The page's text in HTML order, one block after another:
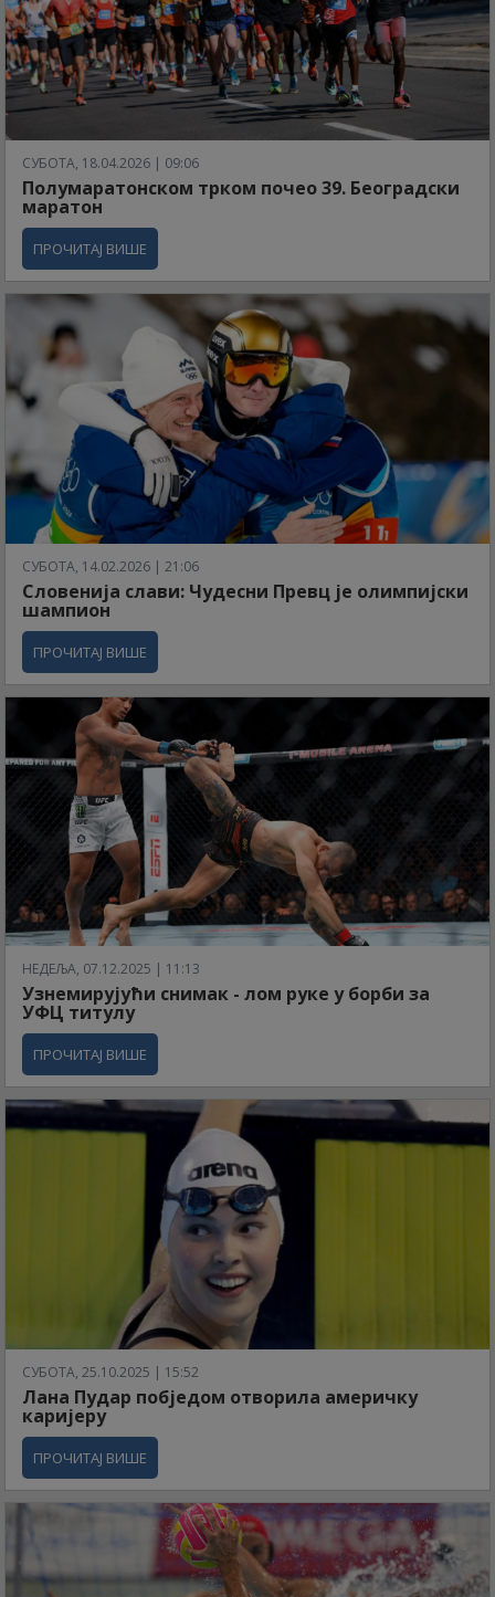
СУБОТА, 18.04.2026 | 09:06
Полумаратонском трком почео 39. Београдски
маратон
ПРОЧИТАЈ ВИШЕ
СУБОТА, 14.02.2026 | 21:06
Словенија слави: Чудесни Превц је олимпијски
шампион
ПРОЧИТАЈ ВИШЕ
НЕДЕЉА, 07.12.2025 | 11:13
Узнемирујући снимак - лом руке у борби за
УФЦ титулу
ПРОЧИТАЈ ВИШЕ
СУБОТА, 25.10.2025 | 15:52
Лана Пудар побједом отворила америчку
каријеру
ПРОЧИТАЈ ВИШЕ